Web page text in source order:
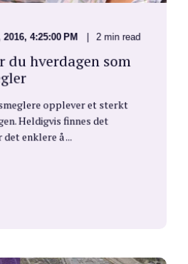
2016, 4:25:00 PM 2 min read
du hverdagen som
opplever et sterkt
Heldigvis finnes det
enklere å ...